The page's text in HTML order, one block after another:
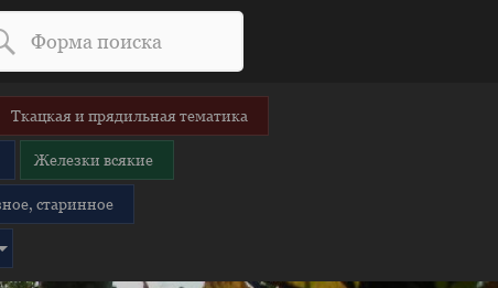
Ткацкая и прядильная тематика
Железки всякие
старинное